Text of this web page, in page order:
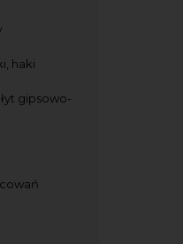
haki
gipsowo-